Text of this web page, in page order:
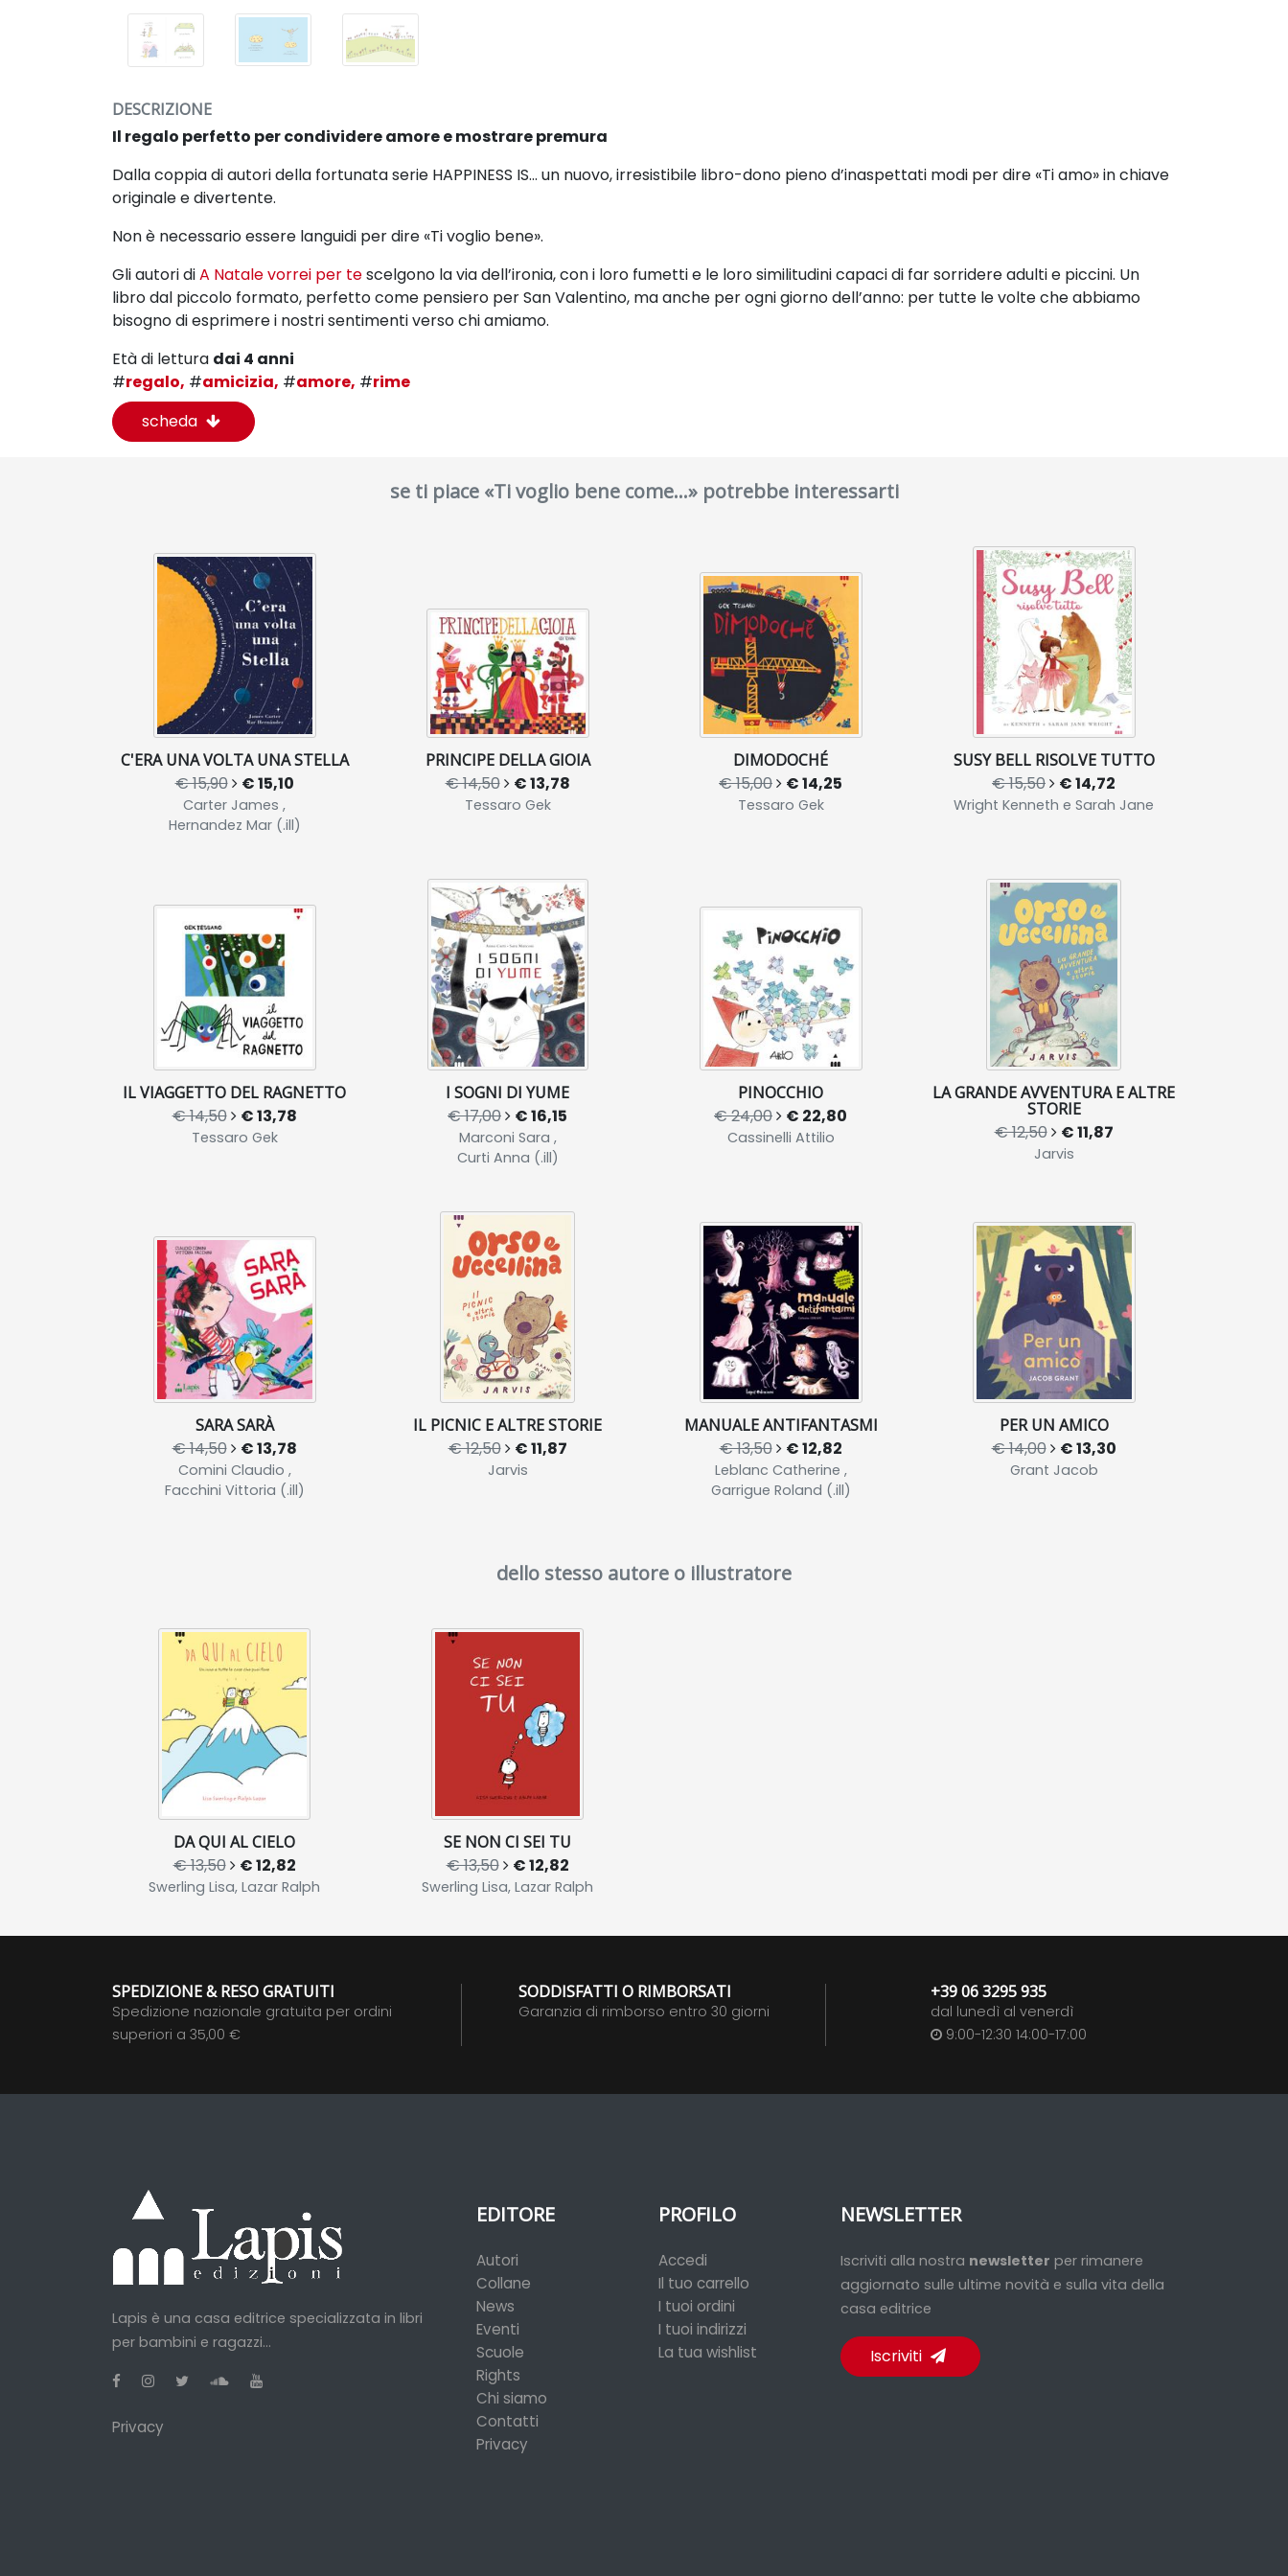
DESCRIZIONE
Il regalo perfetto per condividere amoree mostrare premura
Dalla coppia di autori della fortunata serie HAPPINESS IS… un nuovo, irresistibile libro-dono pieno d’inaspettati modi perdire «Ti amo» in chiave
originale e divertente.
Non è necessario essere languidi per dire «Ti voglio bene».
Gli autori diA Natale vorrei per tescelgono la via dell’ironia, con i loro fumetti e le loro similitudini capaci di far sorridereadulti e piccini. Un
libro dal piccolo formato, perfetto come pensiero per San Valentino, ma anche per ogni giorno dell’anno: per tutte le volte che abbiamo
bisogno di esprimere i nostri sentimenti verso chi amiamo.
Età di lettura dai 4 anni
#regalo, #amicizia, #amore, #rime
scheda
se ti piace «Ti voglio bene come...» potrebbe interessarti
C'ERA UNA VOLTA UNA STELLA
€ 15,90 € 15,10
Carter James ,
Hernandez Mar (.ill)
PRINCIPE DELLA GIOIA
€ 14,50 € 13,78
Tessaro Gek
DIMODOCHÉ
€ 15,00 € 14,25
Tessaro Gek
SUSY BELL RISOLVE TUTTO
€ 15,50 € 14,72
Wright Kenneth e Sarah Jane
IL VIAGGETTO DEL RAGNETTO
€ 14,50 € 13,78
Tessaro Gek
I SOGNI DI YUME
€ 17,00 € 16,15
Marconi Sara ,
Curti Anna (.ill)
PINOCCHIO
€ 24,00 € 22,80
Cassinelli Attilio
LA GRANDE AVVENTURA E ALTRE
STORIE
€ 12,50 € 11,87
Jarvis
SARA SARÀ
€ 14,50 € 13,78
Comini Claudio ,
Facchini Vittoria (.ill)
IL PICNIC E ALTRE STORIE
€ 12,50 € 11,87
Jarvis
MANUALE ANTIFANTASMI
€ 13,50 € 12,82
Leblanc Catherine ,
Garrigue Roland (.ill)
PER UN AMICO
€ 14,00 € 13,30
Grant Jacob
dello stesso autore o illustratore
DA QUI AL CIELO
€ 13,50 € 12,82
Swerling Lisa, Lazar Ralph
SE NON CI SEI TU
€ 13,50 € 12,82
Swerling Lisa, Lazar Ralph
SPEDIZIONE & RESO GRATUITI
Spedizione nazionale gratuita per ordini
superiori a 35,00 €
SODDISFATTI O RIMBORSATI
Garanzia di rimborso entro 30 giorni
+39 06 3295 935
dal lunedì al venerdì
9:00-12:30 14:00-17:00
Lapis è una casa editrice specializzata in libri
per bambini e ragazzi...
Privacy
EDITORE
Autori
Collane
News
Eventi
Scuole
Rights
Chi siamo
Contatti
Privacy
PROFILO
Accedi
Il tuo carrello
I tuoi ordini
I tuoi indirizzi
La tua wishlist
NEWSLETTER
Iscriviti alla nostra newsletter per rimanere
aggiornato sulle ultime novità e sulla vita della
casa editrice
Iscriviti